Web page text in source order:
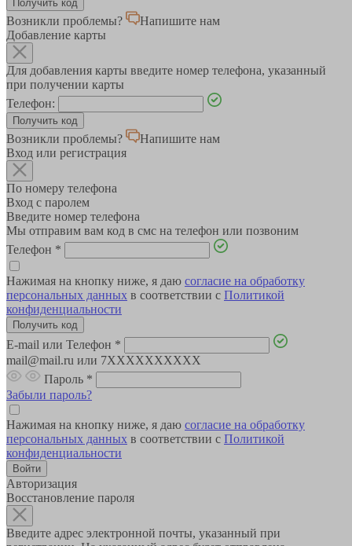
Возникли проблемы?
Напишите нам
Добавление карты
Для добавления карты введите номер телефона, указанный
при получении карты
Телефон:
Возникли проблемы?
Напишите нам
Вход или регистрация
По номеру телефона
Вход с паролем
Введите номер телефона
Мы отправим вам код в смс на телефон или позвоним
Телефон *
Нажимая на кнопку ниже, я даю согласие на обработку
персональных данных в соответствии с Политикой
конфиденциальности
E-mail или Телефон *
mail@mail.ru или 7XXXXXXXXXX
Пароль *
Забыли пароль?
Нажимая на кнопку ниже, я даю согласие на обработку
персональных данных в соответствии с Политикой
конфиденциальности
Авторизация
Восстановление пароля
Введите адрес электронной почты, указанный при